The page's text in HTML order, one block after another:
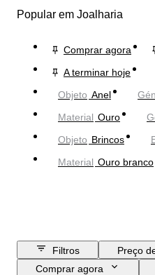
Popular em Joalharia
Comprar agora
A terminar hoje
Objeto Anel
Material Ouro
Objeto Brincos
Material Ouro branco
Filtros
Preço
Comprar agora